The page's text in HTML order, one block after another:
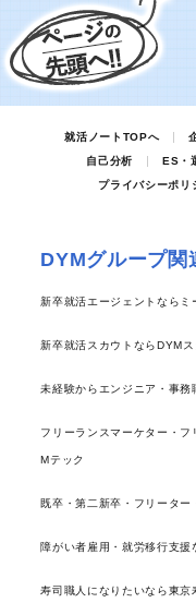
就活ノートTOPへ
自己分析
ES・
プライバシーポリ
DYMグループ関
新卒就活エージェントならミ
新卒就活スカウトならDYMス
未経験からエンジニア・事
フリーランスマーケター・
Mテック
既卒・第二新卒・フリータ
障がい者雇用・就労移行支援
寿司職人になりたいなら東京